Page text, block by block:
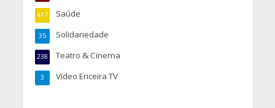
Saúde
417
Solidariedade
35
Teatro & Cinema
238
Vídeo Ericeira TV
3